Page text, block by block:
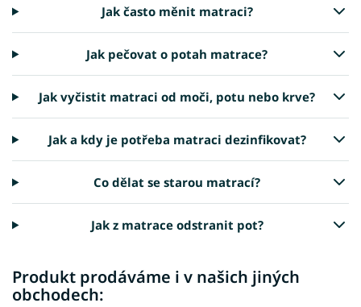
Jak často měnit matraci?
Jak pečovat o potah matrace?
Jak vyčistit matraci od moči, potu nebo krve?
Jak a kdy je potřeba matraci dezinfikovat?
Co dělat se starou matrací?
Jak z matrace odstranit pot?
Produkt prodáváme i v našich jiných
obchodech: